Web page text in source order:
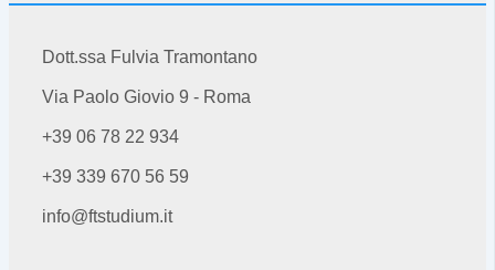
Dott.ssa Fulvia Tramontano
Via Paolo Giovio 9 - Roma
+39 06 78 22 934
+39 339 670 56 59
info@ftstudium.it